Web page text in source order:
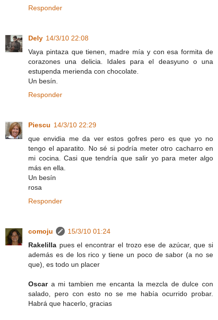
Responder
Dely 14/3/10 22:08
Vaya pintaza que tienen, madre mía y con esa formita de
corazones una delicia. Idales para el deasyuno o una
estupenda merienda con chocolate.
Un besín.
Responder
Piescu 14/3/10 22:29
que envidia me da ver estos gofres pero es que yo no
tengo el aparatito. No sé si podría meter otro cacharro en
mi cocina. Casi que tendría que salir yo para meter algo
más en ella.
Un besín
rosa
Responder
comoju
15/3/10 01:24
Rakelilla pues el encontrar el trozo ese de azúcar, que si
además es de los rico y tiene un poco de sabor (a no se
que), es todo un placer
Oscar a mi tambien me encanta la mezcla de dulce con
salado, pero con esto no se me había ocurrido probar.
Habrá que hacerlo, gracias